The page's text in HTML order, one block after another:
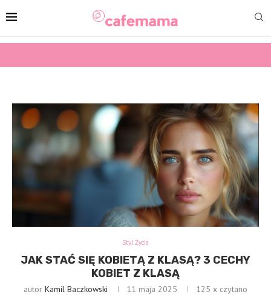
Styl Życia
JAK STAĆ SIĘ KOBIETĄ Z KLASĄ? 3 CECHY
KOBIET Z KLASĄ
autor Kamil Baczkowski 11 maja 2025 125 x czytano